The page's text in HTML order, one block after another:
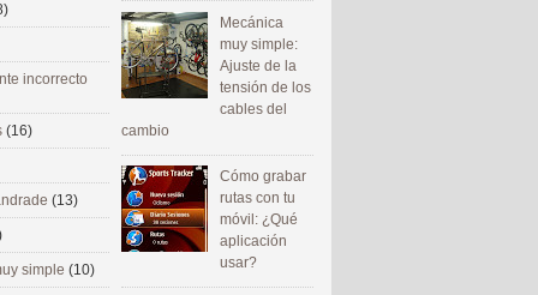
Mecánica
muy simple:
Ajuste de la
tensión de los
cables del
cambio
Cómo grabar
rutas con tu
móvil: ¿Qué
aplicación
usar?
incorrecto
(16)
(13)
simple (10)